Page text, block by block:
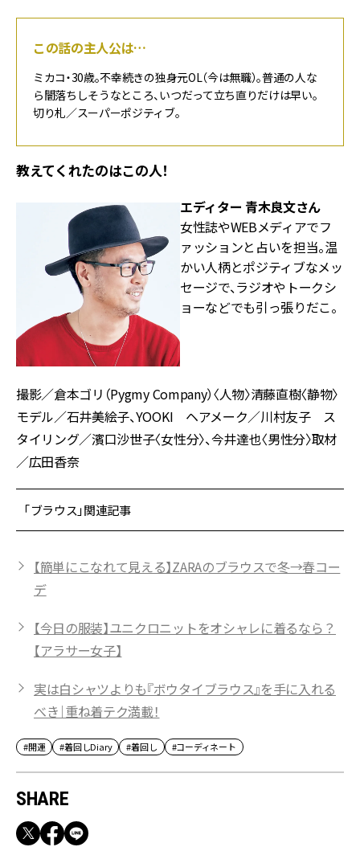
この話の主人公は…
ミカコ・30歳。不幸続きの独身元OL（今は無職）。普通の人な
ら闇落ちしそうなところ、いつだって立ち直りだけは早い。
切り札／スーパーポジティブ。
教えてくれたのはこの人！
エディター 青木良文さん
女性誌やWEBメディアでフ
ァッションと占いを担当。温
かい人柄とポジティブなメッ
セージで、ラジオやトークシ
ョーなどでも引っ張りだこ。
撮影／倉本ゴリ（Pygmy Company）〈人物〉清藤直樹〈静物〉
モデル／石井美絵子、YOOKI ヘアメーク／川村友子 ス
タイリング／濱口沙世子〈女性分〉、今井達也〈男性分〉取材
／広田香奈
「ブラウス」関連記事
【簡単にこなれて見える】ZARAのブラウスで冬→春コー
デ
【今日の服装】ユニクロニットをオシャレに着るなら？
【アラサー女子】
実は白シャツよりも『ボウタイブラウス』を手に入れる
べき｜重ね着テク満載！
#開運 #着回しDiary #着回し #コーディネート
SHARE